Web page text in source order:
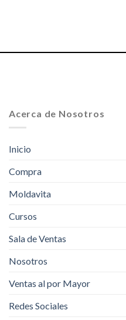
Acerca de Nosotros
Inicio
Compra
Moldavita
Cursos
Sala de Ventas
Nosotros
Ventas al por Mayor
Redes Sociales